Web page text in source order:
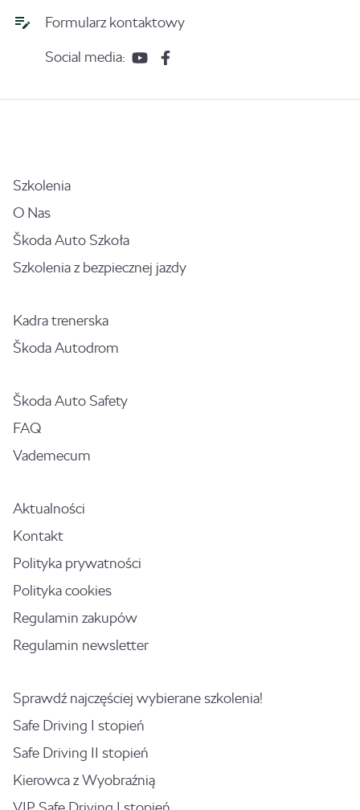
Formularz kontaktowy
Social media:
Szkolenia
O Nas
Škoda Auto Szkoła
Szkolenia z bezpiecznej jazdy
Kadra trenerska
Škoda Autodrom
Škoda Auto Safety
FAQ
Vademecum
Aktualności
Kontakt
Polityka prywatności
Polityka cookies
Regulamin zakupów
Regulamin newsletter
Sprawdź najczęściej wybierane szkolenia!
Safe Driving I stopień
Safe Driving II stopień
Kierowca z Wyobraźnią